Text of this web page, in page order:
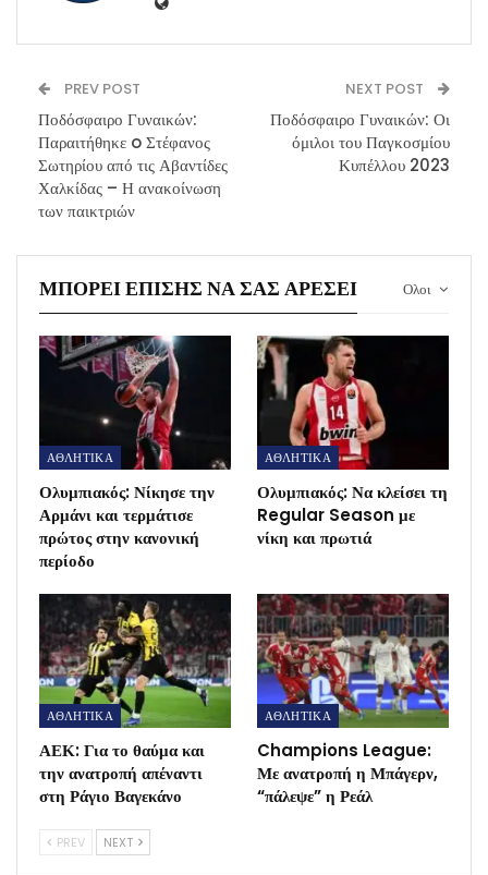
PREV POST
Ποδόσφαιρο Γυναικών:
Παραιτήθηκε o Στέφανος
Σωτηρίου από τις Αβαντίδες
Χαλκίδας – Η ανακοίνωση
των παικτριών
NEXT POST
Ποδόσφαιρο Γυναικών: Οι
όμιλοι του Παγκοσμίου
Κυπέλλου 2023
Ολοι
ΜΠΟΡΕΊ ΕΠΊΣΗΣ ΝΑ ΣΑΣ ΑΡΈΣΕΙ
ΑΘΛΗΤΙΚΑ
Ολυμπιακός: Νίκησε την
Αρμάνι και τερμάτισε
πρώτος στην κανονική
περίοδο
ΑΘΛΗΤΙΚΑ
Ολυμπιακός: Να κλείσει τη
Regular Season με
νίκη και πρωτιά
ΑΘΛΗΤΙΚΑ
ΑΕΚ: Για το θαύμα και
την ανατροπή απέναντι
στη Ράγιο Βαγεκάνο
ΑΘΛΗΤΙΚΑ
Champions League:
Με ανατροπή η Μπάγερν,
“πάλεψε” η Ρεάλ
PREV NEXT